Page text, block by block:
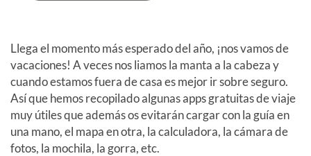
Llega el momento más esperado del año, ¡nos vamos de
vacaciones! A veces nos liamos la manta a la cabeza y
cuando estamos fuera de casa es mejor ir sobre seguro.
Así que hemos recopilado algunas apps gratuitas de viaje
muy útiles que además os evitarán cargar con la guía en
una mano, el mapa en otra, la calculadora, la cámara de
fotos, la mochila, la gorra, etc.